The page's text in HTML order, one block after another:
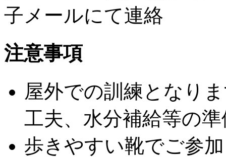
子メールにて連絡
注意事項
屋外での訓練となり
工夫、水分補給等の
歩きやすい靴でご参